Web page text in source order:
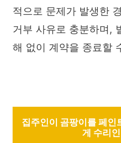
적으로 문제가 발생한
거부 사유로 충분하며,
해 없이 계약을 종료할
집주인이 곰팡이를 페인
게 수리